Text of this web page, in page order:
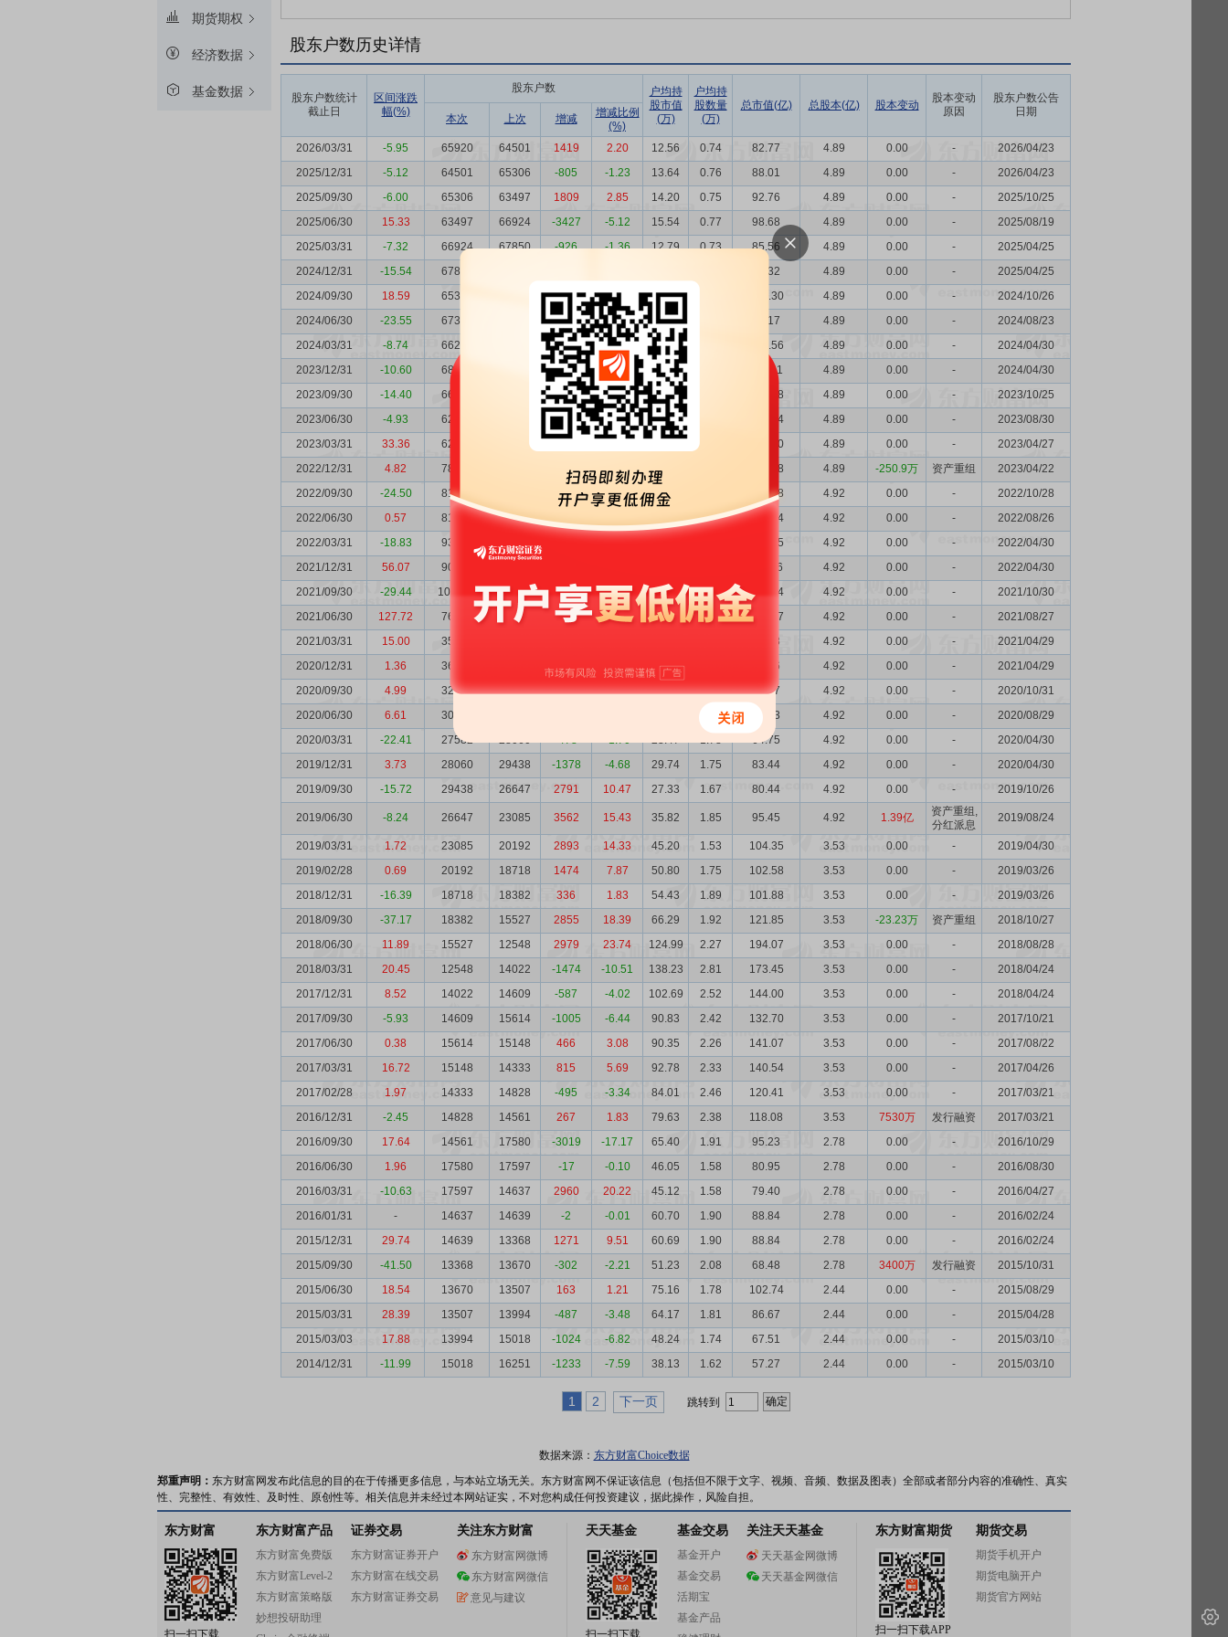
期货期权
经济数据
基金数据
股东户数历史详情
股东户数统计
截止日
区间涨跌
幅(%)
股东户数
户均持
股市值
(万)
户均持
股数量
(万)
总市值(亿) 总股本(亿) 股本变动
股本变动
原因
股东户数公告
日期
本次 上次 增减
增减比例
(%)
2026/03/31
-5.95 65920 64501 1419 2.20 12.56 0.74 82.77 4.89 0.00 -
2026/04/23
2025/12/31
-5.12 64501 65306 -805 -1.23 13.64 0.76 88.01 4.89 0.00 -
2026/04/23
2025/09/30
-6.00 65306 63497 1809 2.85 14.20 0.75 92.76 4.89 0.00 -
2025/10/25
2025/06/30
15.33 63497 66924 -3427 -5.12 15.54 0.77 98.68 4.89 0.00 -
2025/08/19
2025/03/31
-7.32 66924 67850 -926 -1.36 12.79 0.73 85.56 4.89 0.00 -
2025/04/25
2024/12/31
-15.54 67850 92.32 4.89 0.00 -
2025/04/25
2024/09/30
18.59 65354 -1996 -2.96 16.72 109.30 4.89 0.00 -
2024/10/26
2024/06/30
-23.55 67350 1101 1.66 13.69 92.17 4.89 0.00 -
2024/08/23
2024/03/31
-8.74 66249 -2143 -3.13 18.20 120.56 4.89 0.00 -
2024/04/30
2023/12/31
-10.60 68392 2119 3.20 19.32 132.11 4.89 0.00 -
2024/04/30
2023/09/30
-14.40 66273 3743 5.99 22.30 147.78 4.89 0.00 -
2023/10/25
2023/06/30
-4.93 62530 -467 -0.74 27.61 172.64 4.89 0.00 -
2023/08/30
2023/03/31
33.36 62997 78884 0.78 181.60 4.89 0.00 -
2023/04/27
2022/12/31
4.82 78884 -2625 -3.22 17.26 136.18 4.89 -250.9万 资产重组
2023/04/22
2022/09/30
-24.50 81509 -382 -0.47 16.02 130.58 4.92 0.00 -
2022/10/28
2022/06/30
0.57 81891 93401 -11510 21.12 0.60 172.94 4.92 0.00 -
2022/08/26
2022/03/31
-18.83 93401 90965 171.95 4.92 0.00 -
2022/04/30
2021/12/31
56.07 90965 211.86 4.92 0.00 -
2022/04/30
2021/09/30
-29.44 108295 76478 31817 41.60 12.53 0.45 135.74 4.92 0.00 -
2021/10/30
2021/06/30
127.72 76478 35447 41031 115.75 25.15 0.64 192.37 4.92 0.00 -
2021/08/27
2021/03/31
15.00 35447 84.48 4.92 0.00 -
2021/04/29
2020/12/31
1.36 36037 3668 11.33 20.38 73.46 4.92 0.00 -
2021/04/29
2020/09/30
4.99 32369 30450 1919 6.30 22.39 1.52 72.47 4.92 0.00 -
2020/10/31
2020/06/30
6.61 30450 1.62 69.03 4.92 0.00 -
2020/08/29
2020/03/31
-22.41 27582 28060 -478 -1.70 23.47 1.78 64.75 4.92 0.00 -
2020/04/30
2019/12/31
3.73 28060 29438 -1378 -4.68 29.74 1.75 83.44 4.92 0.00 -
2020/04/30
2019/09/30
-15.72 29438 26647 2791 10.47 27.33 1.67 80.44 4.92 0.00 - 2019/10/26
2019/06/30 -8.24 26647 23085 3562 15.43 35.82 1.85 95.45 4.92 1.39亿
资产重组,
分红派息
2019/08/24
2019/03/31 1.72 23085 20192 2893 14.33 45.20 1.53 104.35 3.53 0.00 -
2019/04/30
2019/02/28
0.69 20192 18718 1474 7.87 50.80 1.75 102.58 3.53 0.00 -
2019/03/26
2018/12/31
-16.39 18718 18382 336 1.83 54.43 1.89 101.88 3.53 0.00 -
2019/03/26
2018/09/30
-37.17 18382 15527 2855 18.39 66.29 1.92 121.85 3.53 -23.23万 资产重组
2018/10/27
2018/06/30
11.89 15527 12548 2979 23.74 124.99 2.27 194.07 3.53 0.00 -
2018/08/28
2018/03/31
20.45 12548 14022 -1474 -10.51 138.23 2.81 173.45 3.53 0.00 -
2018/04/24
2017/12/31
8.52 14022 14609 -587 -4.02 102.69 2.52 144.00 3.53 0.00 -
2018/04/24
2017/09/30
-5.93 14609 15614 -1005 -6.44 90.83 2.42 132.70 3.53 0.00 -
2017/10/21
2017/06/30
0.38 15614 15148 466 3.08 90.35 2.26 141.07 3.53 0.00 -
2017/08/22
2017/03/31
16.72 15148 14333 815 5.69 92.78 2.33 140.54 3.53 0.00 -
2017/04/26
2017/02/28
1.97 14333 14828 -495 -3.34 84.01 2.46 120.41 3.53 0.00 -
2017/03/21
2016/12/31
-2.45 14828 14561 267 1.83 79.63 2.38 118.08 3.53 7530万 发行融资
2017/03/21
2016/09/30
17.64 14561 17580 -3019 -17.17 65.40 1.91 95.23 2.78 0.00 -
2016/10/29
2016/06/30
1.96 17580 17597 -17 -0.10 46.05 1.58 80.95 2.78 0.00 -
2016/08/30
2016/03/31
-10.63 17597 14637 2960 20.22 45.12 1.58 79.40 2.78 0.00 -
2016/04/27
2016/01/31
- 14637 14639 -2 -0.01 60.70 1.90 88.84 2.78 0.00 -
2016/02/24
2015/12/31
29.74 14639 13368 1271 9.51 60.69 1.90 88.84 2.78 0.00 -
2016/02/24
2015/09/30
-41.50 13368 13670 -302 -2.21 51.23 2.08 68.48 2.78 3400万 发行融资
2015/10/31
2015/06/30
18.54 13670 13507 163 1.21 75.16 1.78 102.74 2.44 0.00 -
2015/08/29
2015/03/31
28.39 13507 13994 -487 -3.48 64.17 1.81 86.67 2.44 0.00 -
2015/04/28
2015/03/03
17.88 13994 15018 -1024 -6.82 48.24 1.74 67.51 2.44 0.00 -
2015/03/10
2014/12/31
-11.99 15018 16251 -1233 -7.59 38.13 1.62 57.27 2.44 0.00 - 2015/03/10
1 2 下一页 跳转到
数据来源： 东方财富Choice数据
郑重声明： 东方财富网发布此信息的目的在于传播更多信息，与本站立场无关。东方财富网不保证该信息（包括但不限于文字、视频、音频、数据及图表）全部或者部分内容的准确性、真实
性、完整性、有效性、及时性、原创性等。相关信息并未经过本网站证实，不对您构成任何投资建议，据此操作，风险自担。
东方财富
扫一扫下载
东方财富产品
东方财富免费版
东方财富Level-2
东方财富策略版
妙想投研助理
证券交易
东方财富证券开户
东方财富在线交易
东方财富证券交易
关注东方财富
东方财富网微博
东方财富网微信
意见与建议
天天基金
扫一扫下载
基金交易
基金开户
基金交易
活期宝
基金产品
关注天天基金
天天基金网微博
天天基金网微信
东方财富期货
扫一扫下载APP
期货交易
期货手机开户
期货电脑开户
期货官方网站